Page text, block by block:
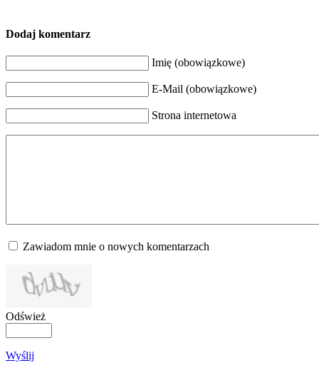
Dodaj komentarz
Imię (obowiązkowe)
E-Mail (obowiązkowe)
Strona internetowa
Zawiadom mnie o nowych komentarzach
Odśwież
Wyślij